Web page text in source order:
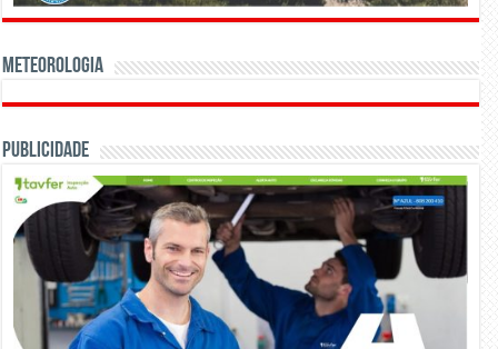
Meteorologia
Publicidade